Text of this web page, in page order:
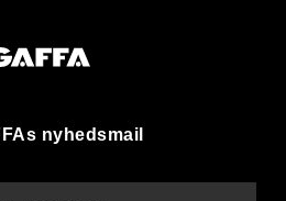
nyhedsmail